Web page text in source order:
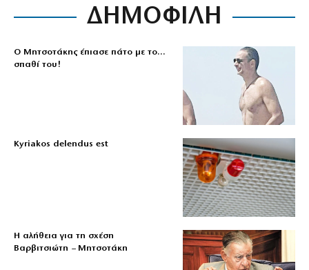
ΔΗΜΟΦΙΛΗ
Ο Μητσοτάκης έπιασε πάτο με το…
σπαθί του!
Kyriakos delendus est
Η αλήθεια για τη σχέση
Βαρβιτσιώτη – Μητσοτάκη